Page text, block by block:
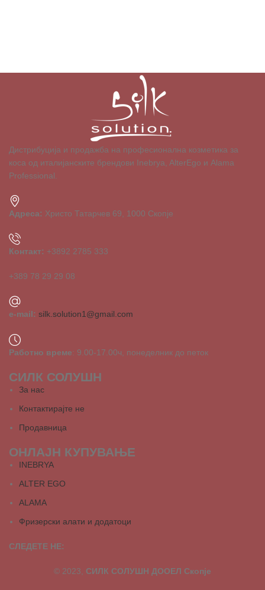
Дистрибуција и продажба на професионална козметика за
коса од италијанските брендови Inebrya, AlterEgo и Alama
Professional.
Адреса: Христо Татарчев 69, 1000 Скопје
Контакт: +3892 2785 333
+389 78 29 29 08
e-mail: silk.solution1@gmail.com
Работно време: 9.00-17.00ч, понеделник до петок
СИЛК СОЛУШН
За нас
Контактирајте не
Продавница
ОНЛАЈН КУПУВАЊЕ
INEBRYA
ALTER EGO
ALAMA
Фризерски алати и додатоци
СЛЕДЕТЕ НЕ:
© 2023, СИЛК СОЛУШН ДООЕЛ Скопје